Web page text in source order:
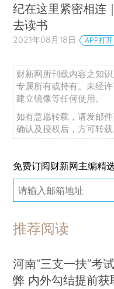
纪在这里紧密相连
去读书
2021年08月18日 APP打开
财新网所刊载内容之知
专属所有或持有。未经
建立镜像等任何使用。
如有意愿转载，请发邮
确认及授权后，方可转载
免费订阅财新网主编精
推荐阅读
河南“三支一扶”考
弊 内外勾结提前获